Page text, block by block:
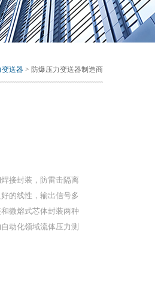
变送器 > 防爆压力变送器制造商
接封装，防雷击隔离
的线性，输出信号多
微熔式芯体封装两种
动化领域流体压力测